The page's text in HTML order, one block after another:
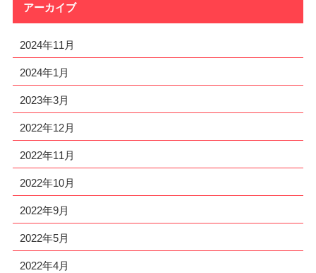
アーカイブ
2024年11月
2024年1月
2023年3月
2022年12月
2022年11月
2022年10月
2022年9月
2022年5月
2022年4月